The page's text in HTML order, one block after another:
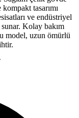
tasarımı
ve endüstriyel
Kolay bakım
model, uzun ömürlü